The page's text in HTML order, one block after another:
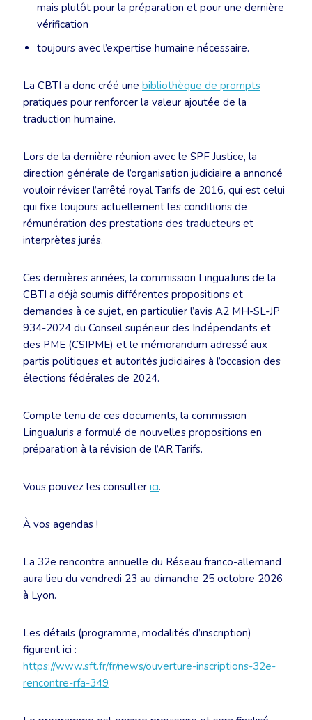
mais plutôt pour la préparation et pour une dernière
vérification
toujours avec l’expertise humaine nécessaire.
La CBTI a donc créé une bibliothèque de prompts
pratiques pour renforcer la valeur ajoutée de la
traduction humaine.
Lors de la dernière réunion avec le SPF Justice, la
direction générale de l’organisation judiciaire a annoncé
vouloir réviser l’arrêté royal Tarifs de 2016, qui est celui
qui fixe toujours actuellement les conditions de
rémunération des prestations des traducteurs et
interprètes jurés.
Ces dernières années, la commission LinguaJuris de la
CBTI a déjà soumis différentes propositions et
demandes à ce sujet, en particulier l’avis A2 MH-SL-JP
934-2024 du Conseil supérieur des Indépendants et
des PME (CSIPME) et le mémorandum adressé aux
partis politiques et autorités judiciaires à l’occasion des
élections fédérales de 2024.
Compte tenu de ces documents, la commission
LinguaJuris a formulé de nouvelles propositions en
préparation à la révision de l’AR Tarifs.
Vous pouvez les consulter ici.
À vos agendas !
La 32e rencontre annuelle du Réseau franco-allemand
aura lieu du vendredi 23 au dimanche 25 octobre 2026
à Lyon.
Les détails (programme, modalités d’inscription)
figurent ici :
https://www.sft.fr/fr/news/ouverture-inscriptions-32e-
rencontre-rfa-349